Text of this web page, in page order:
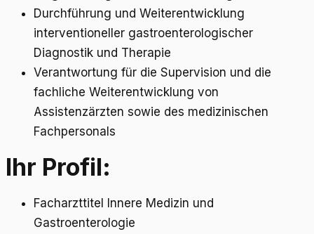
Durchführung und Weiterentwicklung
interventioneller gastroenterologischer
Diagnostik und Therapie
Verantwortung für die Supervision und die
fachliche Weiterentwicklung von
Assistenzärzten sowie des medizinischen
Fachpersonals
Ihr Profil:
Facharzttitel Innere Medizin und
Gastroenterologie